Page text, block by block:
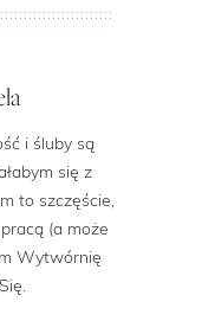
i śluby są
się z
to szczęście,
(a może
Wytwórnię